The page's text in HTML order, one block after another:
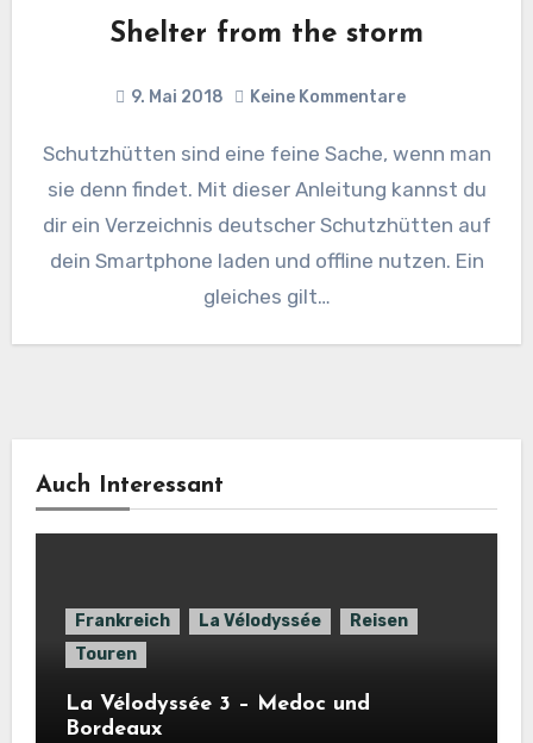
Shelter from the storm
9. Mai 2018 Keine Kommentare
Schutzhütten sind eine feine Sache, wenn man
sie denn findet. Mit dieser Anleitung kannst du
dir ein Verzeichnis deutscher Schutzhütten auf
dein Smartphone laden und offline nutzen. Ein
gleiches gilt…
Auch Interessant
Frankreich La Vélodyssée
Reisen
Touren
La Vélodyssée 3 – Medoc und
Bordeaux